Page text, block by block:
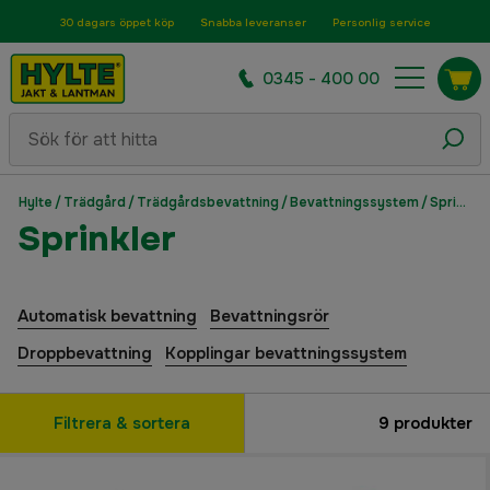
30 dagars öppet köp Snabba leveranser Personlig service
0345 - 400 00
Hylte /Trädgård /Trädgårdsbevattning /Bevattningssystem / Sprinkler
Sprinkler
Automatisk bevattning
Bevattningsrör
Droppbevattning
Kopplingar bevattningssystem
Filtrera & sortera 9 produkter